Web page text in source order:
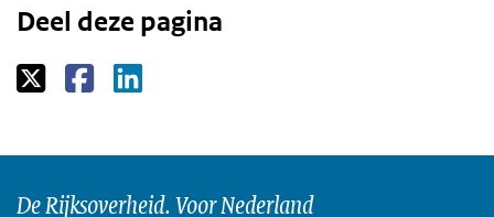
Deel deze pagina
De Rijksoverheid. Voor Nederland